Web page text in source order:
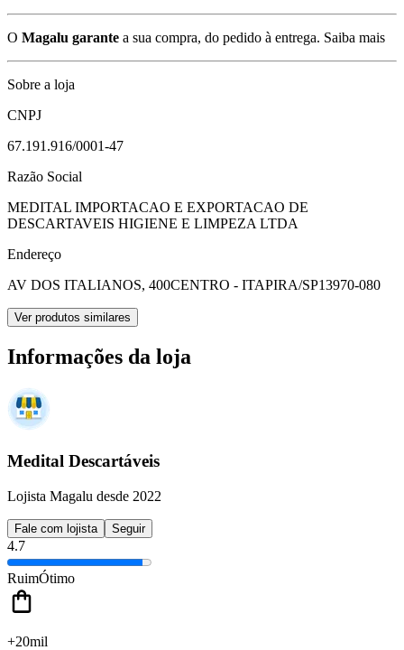
O Magalu garante a sua compra, do pedido à entrega. Saiba mais
Sobre a loja
CNPJ
67.191.916/0001-47
Razão Social
MEDITAL IMPORTACAO E EXPORTACAO DE
DESCARTAVEIS HIGIENE E LIMPEZA LTDA
Endereço
AV DOS ITALIANOS, 400CENTRO - ITAPIRA/SP13970-080
Ver produtos similares
Informações da loja
Medital Descartáveis
Lojista Magalu desde 2022
Fale com lojista Seguir
4.7
RuimÓtimo
+20mil